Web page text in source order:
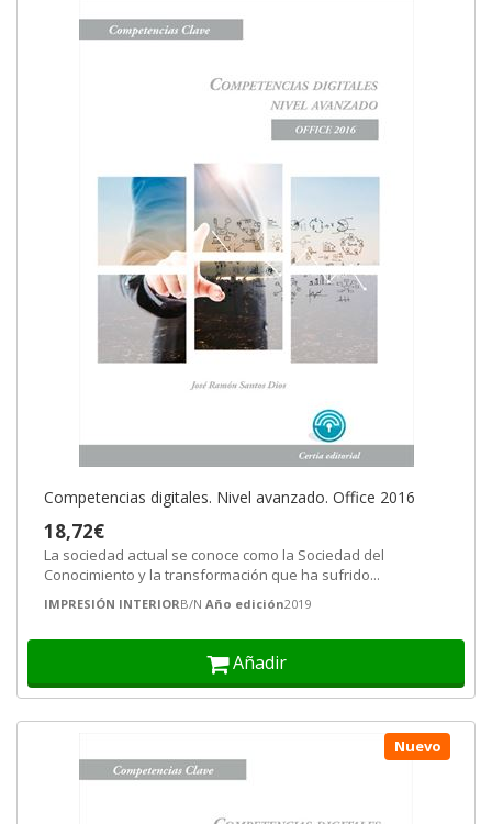
Competencias digitales. Nivel avanzado. Office 2016
18,72€
La sociedad actual se conoce como la Sociedad del
Conocimiento y la transformación que ha sufrido...
IMPRESIÓN INTERIORB/N Año edición2019
Añadir
Nuevo